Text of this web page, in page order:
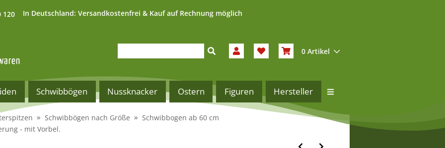
120 In Deutschland: Versandkostenfrei & Kauf auf Rechnung möglich
0 Artikel
Schwibbögen Nussknacker Ostern Figuren Hersteller
Schwibbögen nach Größe
Schwibbogen ab 60 cm
- mit Vorbel.